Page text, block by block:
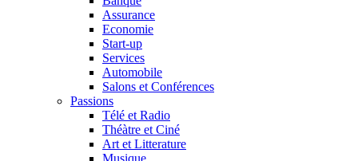
Assurance
Economie
Start-up
Services
Automobile
Salons et Conférences
Passions
Télé et Radio
Théàtre et Ciné
Art et Litterature
Musique